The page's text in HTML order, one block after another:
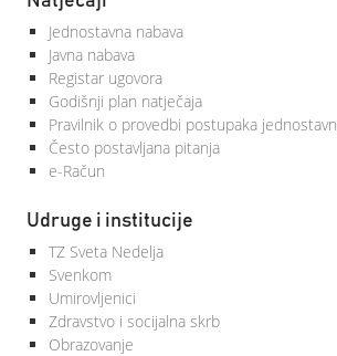
Jednostavna nabava
Javna nabava
Registar ugovora
Godišnji plan natječaja
Pravilnik o provedbi postupaka
Često postavljana pitanja
e-Račun
Udruge i institucije
TZ Sveta Nedelja
Svenkom
Umirovljenici
Zdravstvo i socijalna skrb
Obrazovanje